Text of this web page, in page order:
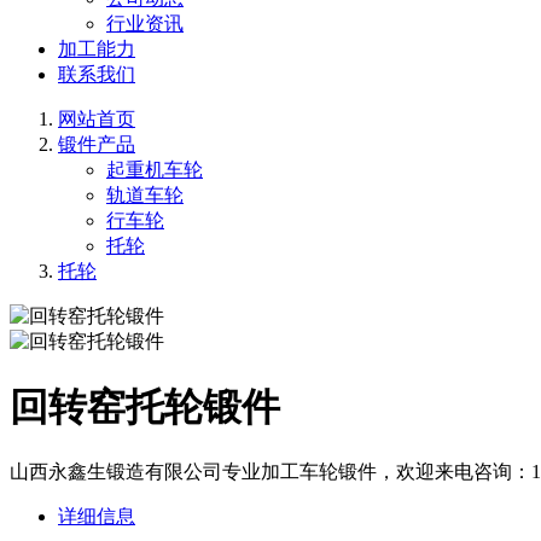
行业资讯
加工能力
联系我们
网站首页
锻件产品
起重机车轮
轨道车轮
行车轮
托轮
托轮
回转窑托轮锻件
山西永鑫生锻造有限公司专业加工车轮锻件，欢迎来电咨询：
详细信息